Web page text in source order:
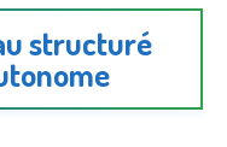
structuré